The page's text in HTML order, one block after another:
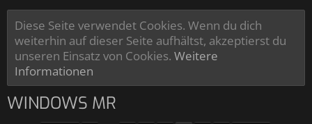
Diese Seite verwendet Cookies. Wenn du dich
weiterhin auf dieser Seite aufhältst, akzeptierst du
unseren Einsatz von Cookies. Weitere
Informationen
WINDOWS MR